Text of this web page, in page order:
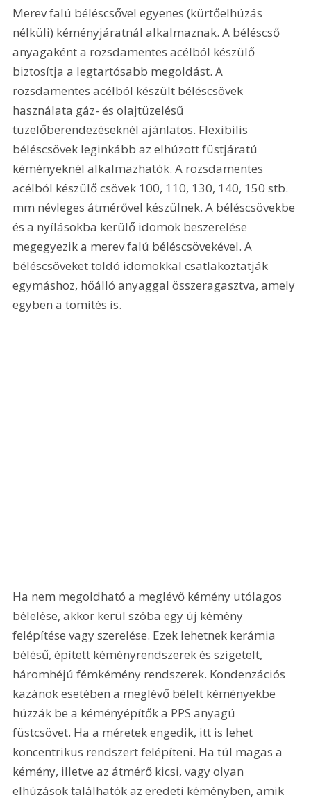
Merev falú béléscsővel egyenes (kürtőelhúzás
nélküli) kéményjáratnál alkalmaznak. A béléscső
anyagaként a rozsdamentes acélból készülő
biztosítja a legtartósabb megoldást. A
rozsdamentes acélból készült béléscsövek
használata gáz- és olajtüzelésű
tüzelőberendezéseknél ajánlatos. Flexibilis
béléscsövek leginkább az elhúzott füstjáratú
kéményeknél alkalmazhatók. A rozsdamentes
acélból készülő csövek 100, 110, 130, 140, 150 stb.
mm névleges átmérővel készülnek. A béléscsövekbe
és a nyílásokba kerülő idomok beszerelése
megegyezik a merev falú béléscsövekével. A
béléscsöveket toldó idomokkal csatlakoztatják
egymáshoz, hőálló anyaggal összeragasztva, amely
egyben a tömítés is.
Ha nem megoldható a meglévő kémény utólagos
bélelése, akkor kerül szóba egy új kémény
felépítése vagy szerelése. Ezek lehetnek kerámia
bélésű, épített kéményrendszerek és szigetelt,
háromhéjú fémkémény rendszerek. Kondenzációs
kazánok esetében a meglévő bélelt kéményekbe
húzzák be a kéményépítők a PPS anyagú
füstcsövet. Ha a méretek engedik, itt is lehet
koncentrikus rendszert felépíteni. Ha túl magas a
kémény, illetve az átmérő kicsi, vagy olyan
elhúzások találhatók az eredeti kéményben, amik